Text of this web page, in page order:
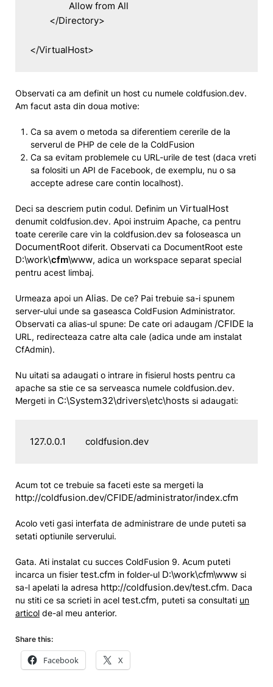
</VirtualHost>
Observati ca am definit un host cu numele coldfusion.dev.
Am facut asta din doua motive:
Ca sa avem o metoda sa diferentiem cererile de la
serverul de PHP de cele de la ColdFusion
Ca sa evitam problemele cu URL-urile de test (daca vreti
sa folositi un API de Facebook, de exemplu, nu o sa
accepte adrese care contin localhost).
Deci sa descriem putin codul. Definim un VirtualHost
denumit coldfusion.dev. Apoi instruim Apache, ca pentru
toate cererile care vin la coldfusion.dev sa foloseasca un
DocumentRoot diferit. Observati ca DocumentRoot este
D:\work\cfm\www, adica un workspace separat special
pentru acest limbaj.
Urmeaza apoi un Alias. De ce? Pai trebuie sa-i spunem
server-ului unde sa gaseasca ColdFusion Administrator.
Observati ca alias-ul spune: De cate ori adaugam /CFIDE la
URL, redirecteaza catre alta cale (adica unde am instalat
CfAdmin).
Nu uitati sa adaugati o intrare in fisierul hosts pentru ca
apache sa stie ce sa serveasca numele coldfusion.dev.
Mergeti in C:\System32\drivers\etc\hosts si adaugati:
127.0.0.1        coldfusion.dev
Acum tot ce trebuie sa faceti este sa mergeti la
http://coldfusion.dev/CFIDE/administrator/index.cfm
Acolo veti gasi interfata de administrare de unde puteti sa
setati optiunile serverului.
Gata. Ati instalat cu succes ColdFusion 9. Acum puteti
incarca un fisier test.cfm in folder-ul D:\work\cfm\www si
sa-l apelati la adresa http://coldfusion.dev/test.cfm. Daca
nu stiti ce sa scrieti in acel test.cfm, puteti sa consultati un
articol de-al meu anterior.
Share this:
Facebook X